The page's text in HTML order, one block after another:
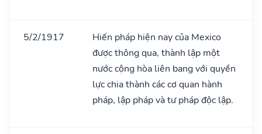
5/2/1917
Hiến pháp hiện nay của Mexico
được thông qua, thành lập một
nước cộng hòa liên bang với quyền
lực chia thành các cơ quan hành
pháp, lập pháp và tư pháp độc lập.